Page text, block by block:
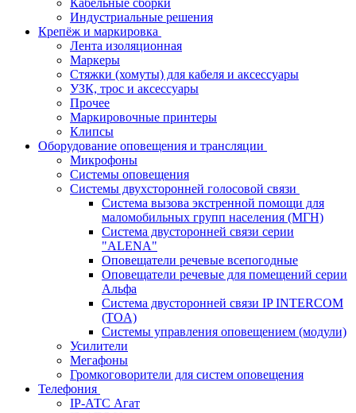
Кабельные сборки
Индустриальные решения
Крепёж и маркировка
Лента изоляционная
Маркеры
Стяжки (хомуты) для кабеля и аксессуары
УЗК, трос и аксессуары
Прочее
Маркировочные принтеры
Клипсы
Оборудование оповещения и трансляции
Микрофоны
Системы оповещения
Системы двухсторонней голосовой связи
Система вызова экстренной помощи для
маломобильных групп населения (МГН)
Система двусторонней связи серии
"ALENA"
Оповещатели речевые всепогодные
Оповещатели речевые для помещений серии
Альфа
Система двусторонней связи IP INTERCOM
(TOA)
Системы управления оповещением (модули)
Усилители
Мегафоны
Громкоговорители для систем оповещения
Телефония
IP-АТС Агат